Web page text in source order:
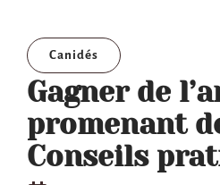
Canidés
Gagner de
promenant
Conseils